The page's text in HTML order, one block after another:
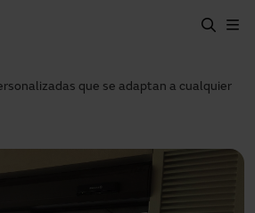
que se adaptan a cualquier